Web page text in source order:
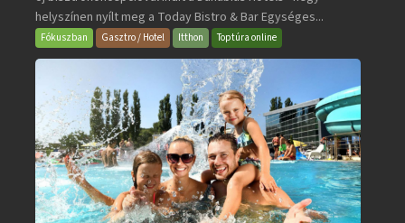
&
Bar
helyszínen nyílt meg a Today Bistro & Bar Egységes...
Fókuszban Gasztro / Hotel Itthon Toptúra online